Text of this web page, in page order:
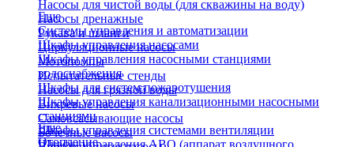
Насосы для чистой воды (для скважины на воду)
Насосы дренажные
Рукава и шланги
Циркуляционные насосы
Мотопомпы
Испытательные стенды
Насосы для грязной воды
Вихревые насосы
Самовсасывающие насосы
Бочечные насосы
Еще
Системы управления и автоматизации
Шкафы управления насосами
Шкафы управления насосными станциями
водоснабжения
Шкафы для систем пожаротушения
Шкафы управления канализационными насосными
станциями
Шкафы управления системами вентиляции
Шкафы управления АВО (аппарат воздушного
Еще
Отопление